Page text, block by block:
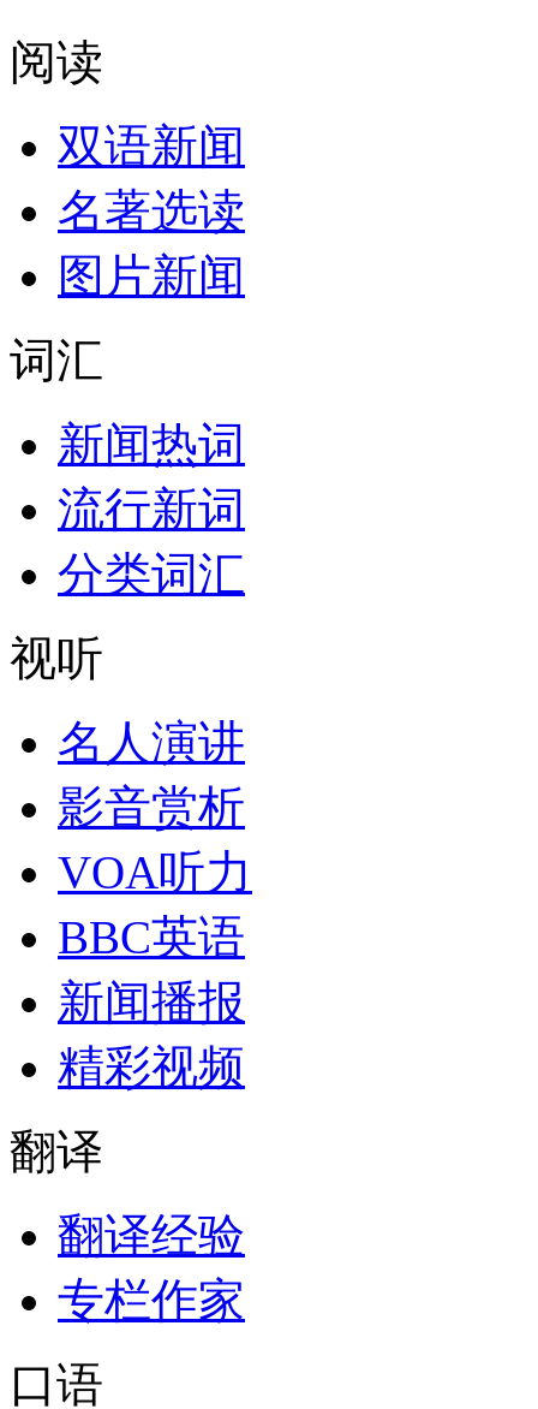
阅读
双语新闻
名著选读
图片新闻
词汇
新闻热词
流行新词
分类词汇
视听
名人演讲
影音赏析
VOA听力
BBC英语
新闻播报
精彩视频
翻译
翻译经验
专栏作家
口语